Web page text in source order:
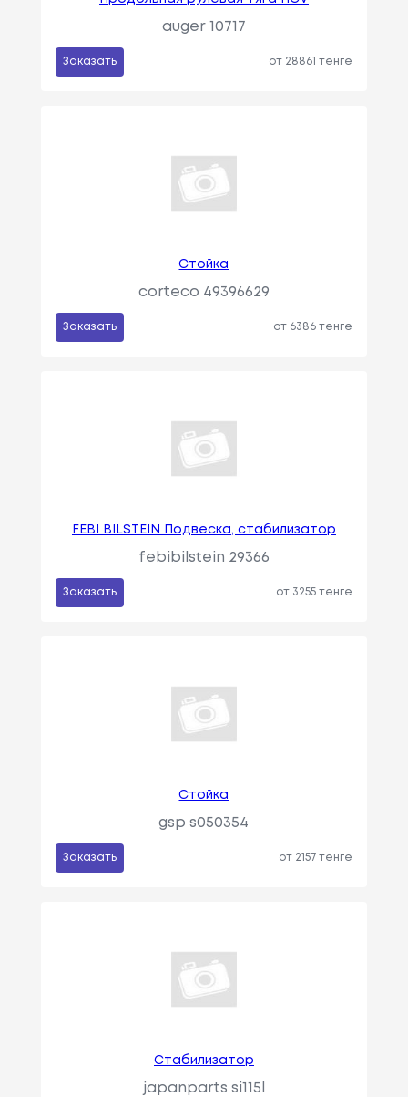
auger 10717
Заказать от 28861 тенге
Стойка
corteco 49396629
Заказать от 6386 тенге
FEBI BILSTEIN Подвеска, стабилизатор
febibilstein 29366
Заказать от 3255 тенге
Стойка
gsp s050354
Заказать от 2157 тенге
Стабилизатор
japanparts si115l